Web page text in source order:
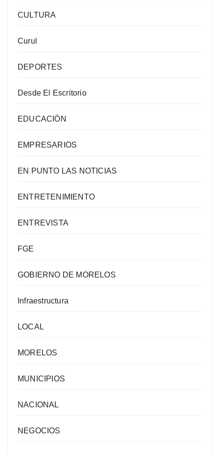
CULTURA
Curul
DEPORTES
Desde El Escritorio
EDUCACIÓN
EMPRESARIOS
EN PUNTO LAS NOTICIAS
ENTRETENIMIENTO
ENTREVISTA
FGE
GOBIERNO DE MORELOS
Infraestructura
LOCAL
MORELOS
MUNICIPIOS
NACIONAL
NEGOCIOS